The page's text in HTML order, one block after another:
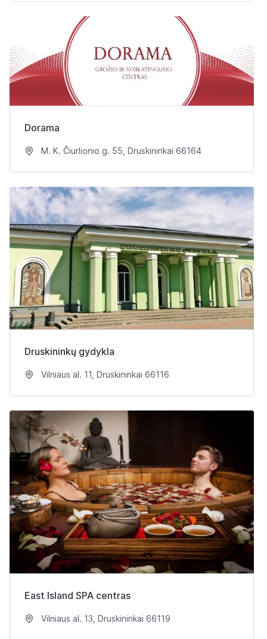
Dorama
M. K. Čiurlionio g. 55, Druskininkai 66164
Druskininkų gydykla
Vilniaus al. 11, Druskininkai 66116
East Island SPA centras
Vilniaus al. 13, Druskininkai 66119